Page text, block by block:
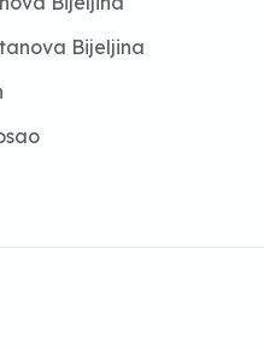
Bijeljina